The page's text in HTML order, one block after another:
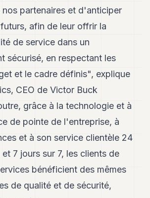
nos partenaires et d'anticiper
afin de leur offrir la
de service dans un
sécurisé, en respectant les
et le cadre définis", explique
CEO de Victor Buck
grâce à la technologie et à
de pointe de l'entreprise, à
et à son service clientèle 24
7 jours sur 7, les clients de
bénéficient des mêmes
de qualité et de sécurité,